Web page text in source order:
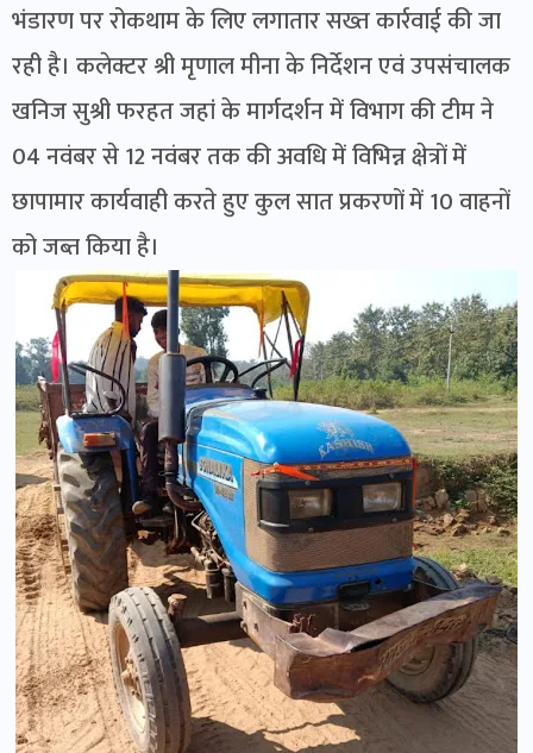
भंडारण पर रोकथाम के लिए लगातार सख्त कार्रवाई की जा
रही है। कलेक्टर श्री मृणाल मीना के निर्देशन एवं उपसंचालक
खनिज सुश्री फरहत जहां के मार्गदर्शन में विभाग की टीम ने
04 नवंबर से 12 नवंबर तक की अवधि में विभिन्न क्षेत्रों में
छापामार कार्यवाही करते हुए कुल सात प्रकरणों में 10 वाहनों
को जब्त किया है।